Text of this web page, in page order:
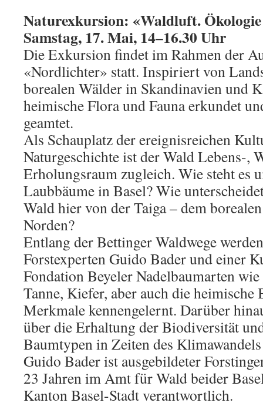
Naturexkursion: «Waldluft.
Samstag, 17. Mai, 14–16.30 Uhr
Die Exkursion findet im Rahmen der
«Nordlichter» statt. Inspiriert von
borealen Wälder in Skandinavien und
heimische Flora und Fauna erkundet
geamtet.
Als Schauplatz der ereignisreichen
Naturgeschichte ist der Wald Lebens-,
Erholungsraum zugleich. Wie steht es
Laubbäume in Basel? Wie
Wald hier von der Taiga – dem
Norden?
Entlang der Bettinger Waldwege
Forstexperten Guido Bader und einer
Fondation Beyeler Nadelbaumarten
Tanne, Kiefer, aber auch die heimische
Merkmale kennengelernt. Darüber
über die Erhaltung der Biodiversität
Baumtypen in Zeiten des
Guido Bader ist ausgebildeter
23 Jahren im Amt für Wald beider
Kanton Basel-Stadt verantwortlich.